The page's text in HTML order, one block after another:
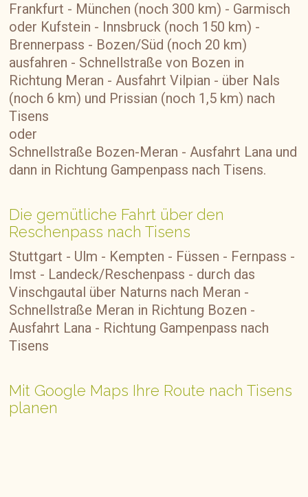
Frankfurt - München (noch 300 km) - Garmisch
oder Kufstein - Innsbruck (noch 150 km) -
Brennerpass - Bozen/Süd (noch 20 km)
ausfahren - Schnellstraße von Bozen in
Richtung Meran - Ausfahrt Vilpian - über Nals
(noch 6 km) und Prissian (noch 1,5 km) nach
Tisens
oder
Schnellstraße Bozen-Meran - Ausfahrt Lana und
dann in Richtung Gampenpass nach Tisens.
Die gemütliche Fahrt über den
Reschenpass nach Tisens
Stuttgart - Ulm - Kempten - Füssen - Fernpass -
Imst - Landeck/Reschenpass - durch das
Vinschgautal über Naturns nach Meran -
Schnellstraße Meran in Richtung Bozen -
Ausfahrt Lana - Richtung Gampenpass nach
Tisens
Mit Google Maps Ihre Route nach Tisens
planen